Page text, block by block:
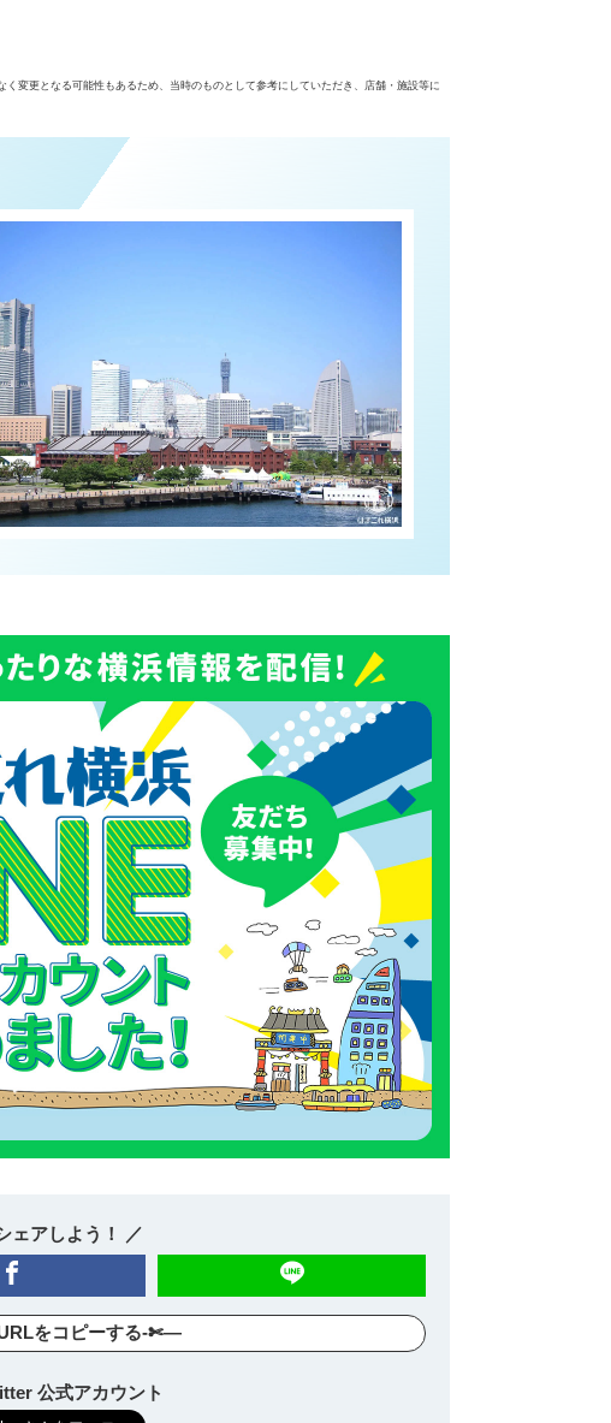
変更となる可能性もあるため、当時のものとして参考にしていただき、店舗・施設等に
ェアしよう！ ／
をコピーする-✄—
公式アカウント